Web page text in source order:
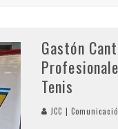
Gastón
Tenis
JCC |